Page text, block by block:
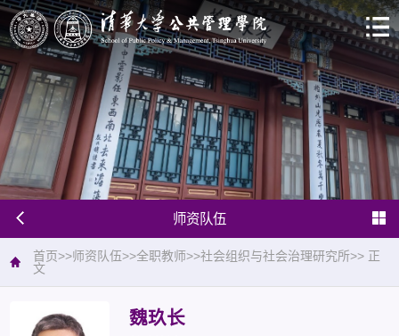
师资队伍
首页>>师资队伍>>全职教师>>社会组织与社会治理研究所>> 正
文
魏玖长